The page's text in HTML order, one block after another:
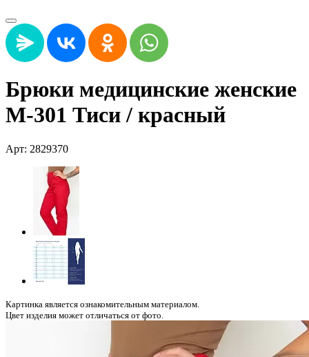
Брюки медицинские женские
М-301 Тиси / красный
Арт: 2829370
Картинка является ознакомительным материалом.
Цвет изделия может отличаться от фото.